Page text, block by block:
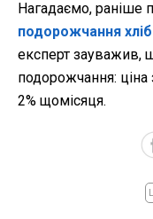
Нагадаємо, раніше
подорожчання
експерт зауважив,
подорожчання:
2% щомісяця.